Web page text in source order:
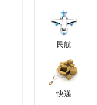
民航
快递